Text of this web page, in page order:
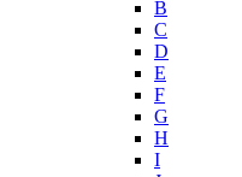
B
C
D
E
F
G
H
I